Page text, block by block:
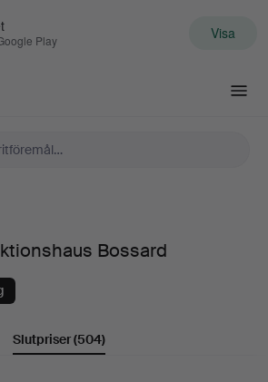
Play Visa
Bossard
Slutpriser(504)